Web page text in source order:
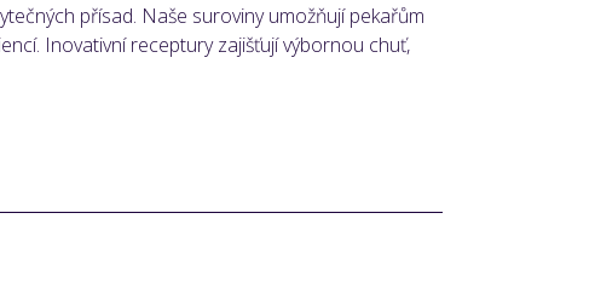
přísad. Naše suroviny umožňují pekařům
Inovativní receptury zajišťují výbornou chuť,